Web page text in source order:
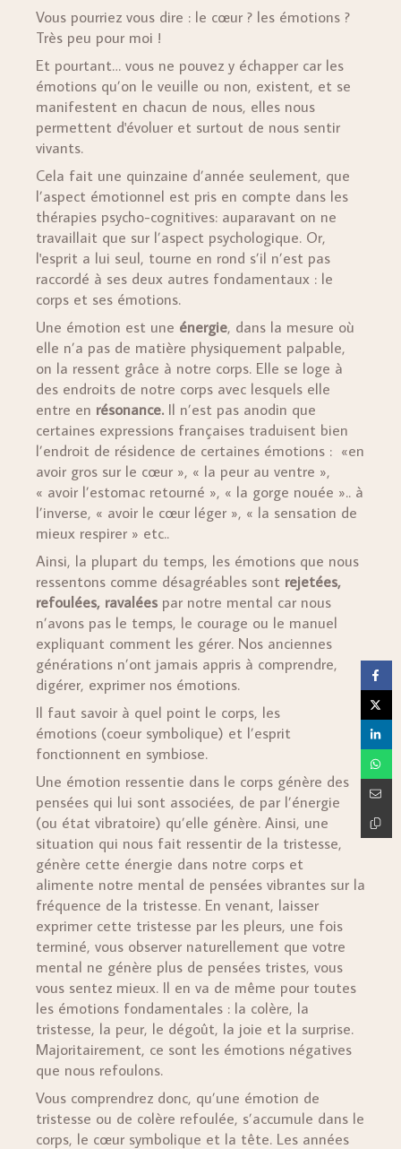
Vous pourriez vous dire : le cœur ? les émotions ?
Très peu pour moi !
Et pourtant… vous ne pouvez y échapper car les
émotions qu’on le veuille ou non, existent, et se
manifestent en chacun de nous, elles nous
permettent d'évoluer et surtout de nous sentir
vivants.
Cela fait une quinzaine d’année seulement, que
l’aspect émotionnel est pris en compte dans les
thérapies psycho-cognitives: auparavant on ne
travaillait que sur l’aspect psychologique. Or,
l'esprit a lui seul, tourne en rond s’il n’est pas
raccordé à ses deux autres fondamentaux : le
corps et ses émotions.
Une émotion est une énergie, dans la mesure où
elle n’a pas de matière physiquement palpable,
on la ressent grâce à notre corps. Elle se loge à
des endroits de notre corps avec lesquels elle
entre en résonance. Il n’est pas anodin que
certaines expressions françaises traduisent bien
l’endroit de résidence de certaines émotions : «en
avoir gros sur le cœur », « la peur au ventre »,
« avoir l’estomac retourné », « la gorge nouée ».. à
l’inverse, « avoir le cœur léger », « la sensation de
mieux respirer » etc..
Ainsi, la plupart du temps, les émotions que nous
ressentons comme désagréables sont rejetées,
refoulées, ravalées par notre mental car nous
n’avons pas le temps, le courage ou le manuel
expliquant comment les gérer. Nos anciennes
générations n’ont jamais appris à comprendre,
digérer, exprimer nos émotions.
Il faut savoir à quel point le corps, les
émotions (coeur symbolique) et l’esprit
fonctionnent en symbiose.
Une émotion ressentie dans le corps génère des
pensées qui lui sont associées, de par l’énergie
(ou état vibratoire) qu’elle génère. Ainsi, une
situation qui nous fait ressentir de la tristesse,
génère cette énergie dans notre corps et
alimente notre mental de pensées vibrantes sur la
fréquence de la tristesse. En venant, laisser
exprimer cette tristesse par les pleurs, une fois
terminé, vous observer naturellement que votre
mental ne génère plus de pensées tristes, vous
vous sentez mieux. Il en va de même pour toutes
les émotions fondamentales : la colère, la
tristesse, la peur, le dégoût, la joie et la surprise.
Majoritairement, ce sont les émotions négatives
que nous refoulons.
Vous comprendrez donc, qu’une émotion de
tristesse ou de colère refoulée, s’accumule dans le
corps, le cœur symbolique et la tête. Les années